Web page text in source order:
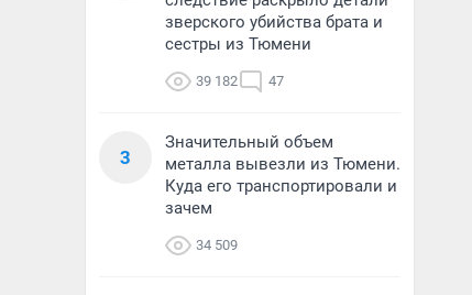
зверского убийства брата и
сестры из Тюмени
39 182 47
3
Значительный объем
металла вывезли из Тюмени.
Куда его транспортировали и
зачем
34 509